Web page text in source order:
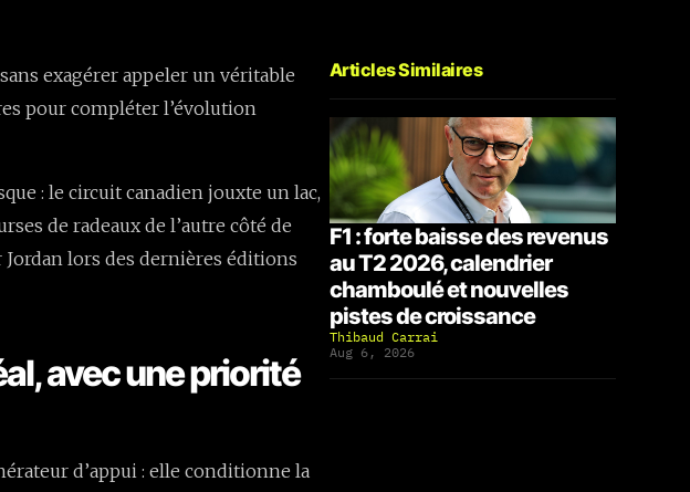
exagérer appeler un véritable
pour compléter l’évolution
: le circuit canadien jouxte un lac,
de radeaux de l’autre côté de
lors des dernières éditions
avec une priorité
d’appui : elle conditionne la
Articles Similaires
F1 : forte baisse des revenus
au T2 2026, calendrier
chamboulé et nouvelles
pistes de croissance
Thibaud Carrai
Aug 6, 2026